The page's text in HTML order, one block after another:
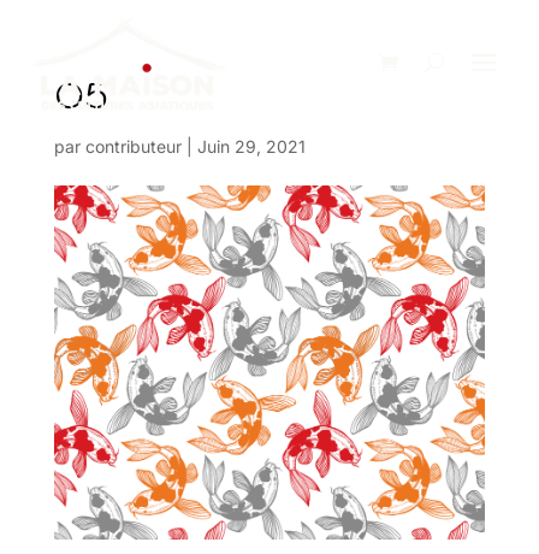
O5
par contributeur| Juin 29, 2021